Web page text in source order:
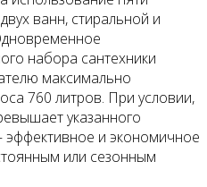
ванн, стиральной и
набора сантехники
максимально
760 литров. При условии,
указанного
и экономичное
или сезонным